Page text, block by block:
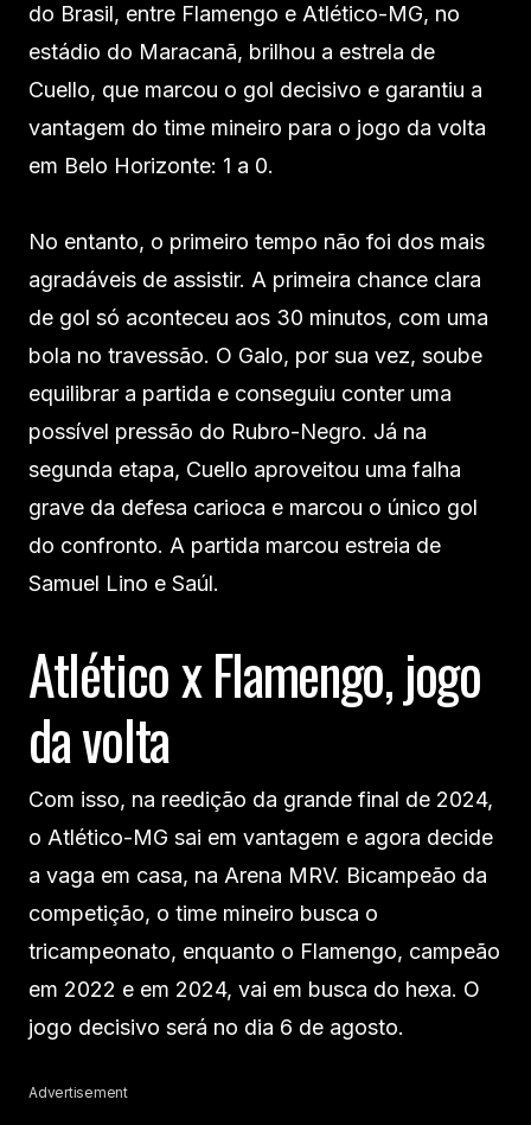
do Brasil, entre Flamengo e Atlético-MG, no
estádio do Maracanã, brilhou a estrela de
Cuello, que marcou o gol decisivo e garantiu a
vantagem do time mineiro para o jogo da volta
em Belo Horizonte: 1 a 0.
No entanto, o primeiro tempo não foi dos mais
agradáveis de assistir. A primeira chance clara
de gol só aconteceu aos 30 minutos, com uma
bola no travessão. O Galo, por sua vez, soube
equilibrar a partida e conseguiu conter uma
possível pressão do Rubro-Negro. Já na
segunda etapa, Cuello aproveitou uma falha
grave da defesa carioca e marcou o único gol
do confronto. A partida marcou estreia de
Samuel Lino e Saúl.
Atlético x Flamengo, jogo
da volta
Com isso, na reedição da grande final de 2024,
o Atlético-MG sai em vantagem e agora decide
a vaga em casa, na Arena MRV. Bicampeão da
competição, o time mineiro busca o
tricampeonato, enquanto o Flamengo, campeão
em 2022 e em 2024, vai em busca do hexa. O
jogo decisivo será no dia 6 de agosto.
Advertisement